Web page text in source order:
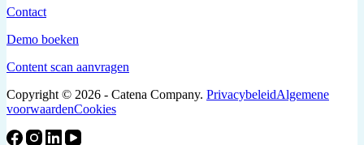
Contact
Demo boeken
Content scan aanvragen
Copyright © 2026 - Catena Company. PrivacybeleidAlgemene
voorwaardenCookies